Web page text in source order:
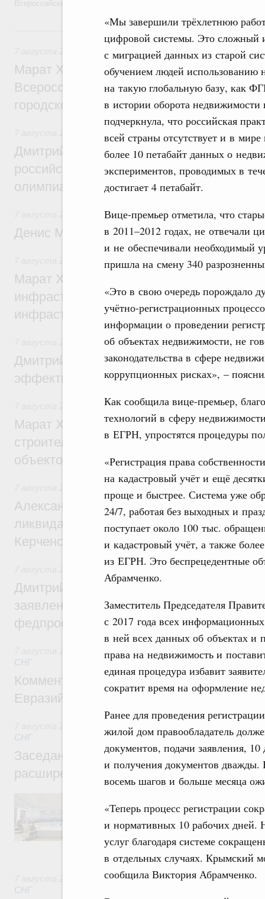
«Мы завершили трёхлетнюю
цифровой системы. Это сложный
с миграцией данных из старой
обучением людей использованию
на такую глобальную базу, как
в истории оборота
подчеркнула, что российская
всей страны отсутствует и в
более 10 петабайт данных о
экспериментов, проводимых в
достигает 4 петабайт.
Вице-премьер отметила, что
в 2011–2012 годах, не отвечали
и не обеспечивали необходимый
пришла на смену 340
«Это в свою очередь порождало
учётно-регистрационных
информации о проведении
об объектах недвижимости, не
законодательства в сфере
коррупционных рисках», –
Как сообщила вице-премьер,
технологий в сферу
в ЕГРН, упростятся процедуры
«Регистрация права
на кадастровый учёт и ещё
проще и быстрее. Система уже
24/7, работая без выходных и
поступает около 100 тыс.
и кадастровый учёт, а также
из ЕГРН. Это беспрецедентные
Абрамченко.
Заместитель Председателя
с 2017 года всех
в ней всех данных об объектах и
права на недвижимость и
единая процедура избавит
сократит время на оформление
Ранее для проведения
жилой дом правообладатель
документов, подачи заявления,
и получения документов
восемь шагов и больше месяца
«Теперь процесс регистрации
и нормативных 10 рабочих дней.
услуг благодаря системе
в отдельных случаях. Крымский
сообщила Виктория Абрамченко.
Вчера
Экономика городов. Городская среда
Марат Хуснуллин провёл заседание
Всероссийского конкурса лучших
городской среды
Отрасль информационных технологий
Дмитрий Чернышенко и Сергей Кравцов
российскую сборную с победой на
олимпиаде по искусственному
Общие вопросы промышленной политики
Денис Мантуров посетил Ярославскую
Бюджеты субъектов Федерации.
Марат Хуснуллин: 15 объектов
инфраструктуры построили и обновили
инфраструктурным кредитам
Развитие сельских территорий
Дмитрий Патрушев: Синхронизация
эффективность поддержки сельских
Экономика городов. Городская среда
Марат Хуснуллин: «Единый заказчик»
строительство и реконструкцию более
объектов
Чрезвычайные ситуации и ликвидация их
Александр Козлов провёл заседание
ликвидации последствий чрезвычайной
Керченском проливе
Среднее профессиональное образование
Дмитрий Чернышенко: Установлен
заявлений от абитуриентов колледжей и
федпроекта «Профессионалитет»
СНГ
Комментарий Алексея Оверчука по
Евразийского межправительственного
Евразийский экономический союз.
СНГ
Заседание Евразийского
расширенном составе
числе совершенствование кооперации в
обеспечение продовольственной
железнодорожных перевозок,
рынка.
Евразийский экономический союз.
СНГ